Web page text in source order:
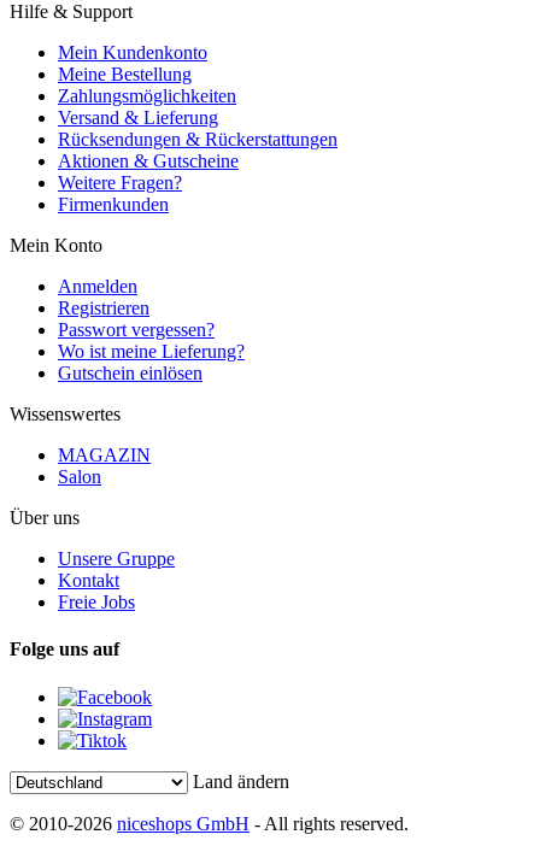
Hilfe & Support
Mein Kundenkonto
Meine Bestellung
Zahlungsmöglichkeiten
Versand & Lieferung
Rücksendungen & Rückerstattungen
Aktionen & Gutscheine
Weitere Fragen?
Firmenkunden
Mein Konto
Anmelden
Registrieren
Passwort vergessen?
Wo ist meine Lieferung?
Gutschein einlösen
Wissenswertes
MAGAZIN
Salon
Über uns
Unsere Gruppe
Kontakt
Freie Jobs
Folge uns auf
Land ändern
© 2010-2026 niceshops GmbH - All rights reserved.